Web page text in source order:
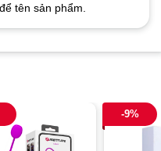
tên sản phẩm.
-9%